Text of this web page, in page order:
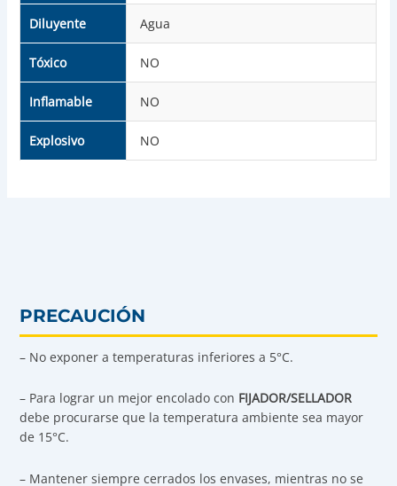
Diluyente Agua
Tóxico NO
Inflamable NO
Explosivo NO
PRECAUCIÓN
– No exponer a temperaturas inferiores a 5°C.
– Para lograr un mejor encolado con FIJADOR/SELLADOR
debe procurarse que la temperatura ambiente sea mayor
de 15°C.
– Mantener siempre cerrados los envases, mientras no se